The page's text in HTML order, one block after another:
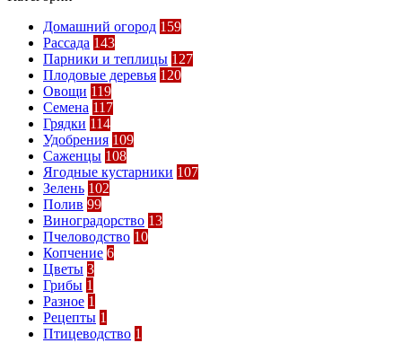
Домашний огород 159
Рассада 143
Парники и теплицы 127
Плодовые деревья 120
Овощи 119
Семена 117
Грядки 114
Удобрения 109
Саженцы 108
Ягодные кустарники 107
Зелень 102
Полив 99
Виноградорство 13
Пчеловодство 10
Копчение 6
Цветы 3
Грибы 1
Разное 1
Рецепты 1
Птицеводство 1